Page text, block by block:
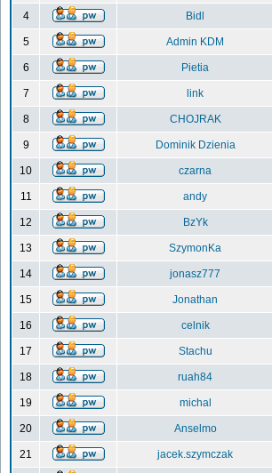
4 Bidl
5 Admin KDM
6 Pietia
7 link
8 CHOJRAK
9 Dominik Dzienia
10 czarna
11 andy
12 BzYk
13 SzymonKa
14 jonasz777
15 Jonathan
16 celnik
17 Stachu
18 ruah84
19 michal
20 Anselmo
21 jacek.szymczak